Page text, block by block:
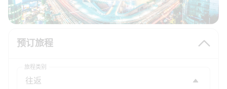
预订旅程
旅程类别